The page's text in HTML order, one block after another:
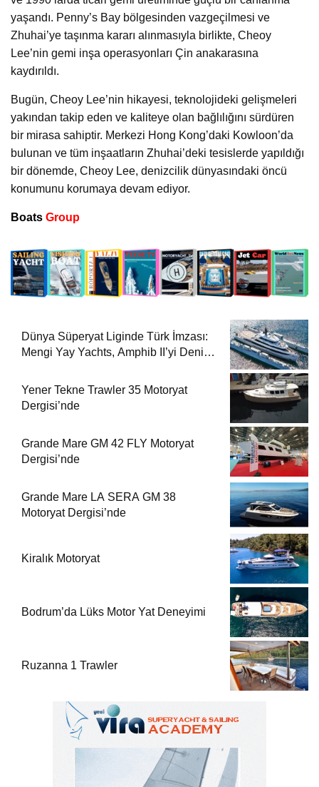
yaşandı. Penny’s Bay bölgesinden vazgeçilmesi ve
Zhuhai’ye taşınma kararı alınmasıyla birlikte, Cheoy
Lee’nin gemi inşa operasyonları Çin anakarasına
kaydırıldı.
Bugün, Cheoy Lee’nin hikayesi, teknolojideki gelişmeleri
yakından takip eden ve kaliteye olan bağlılığını sürdüren
bir mirasa sahiptir. Merkezi Hong Kong’daki Kowloon’da
bulunan ve tüm inşaatların Zhuhai’deki tesislerde yapıldığı
bir dönemde, Cheoy Lee, denizcilik dünyasındaki öncü
konumunu korumaya devam ediyor.
Boats Group
Dünya Süperyat Liginde Türk İmzası:
Mengi Yay Yachts, Amphib II’yi Denize
Yener Tekne Trawler 35 Motoryat
Dergisi’nde
Grande Mare GM 42 FLY Motoryat
Dergisi’nde
Grande Mare LA SERA GM 38
Motoryat Dergisi’nde
Kiralık Motoryat
Bodrum’da Lüks Motor Yat Deneyimi
Ruzanna 1 Trawler